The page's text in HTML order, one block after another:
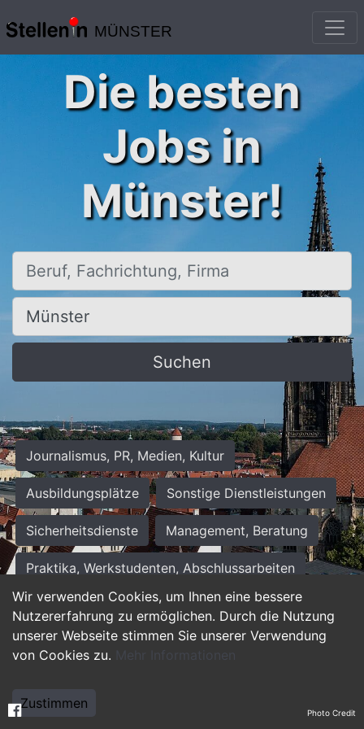
MÜNSTER
Wir verwenden Cookies, um Ihnen eine bessere
Nutzererfahrung zu ermöglichen. Durch die Nutzung
unserer Webseite stimmen Sie unserer Verwendung
von Cookies zu. Mehr Informationen
Zustimmen
Die besten
Jobs in
Münster!
Beruf, Fachrichtung, Firma
Ort, Stadt
Suchen
Journalismus, PR, Medien, Kultur
Ausbildungsplätze Sonstige Dienstleistungen
Sicherheitsdienste Management, Beratung
Praktika, Werkstudenten, Abschlussarbeiten
Personalwesen Assistenz, Sekretariat
Hilfskräfte, Aushilfs- und Nebenjobs
Weiterbildung, Studium, duale Ausbildung Photo Credit